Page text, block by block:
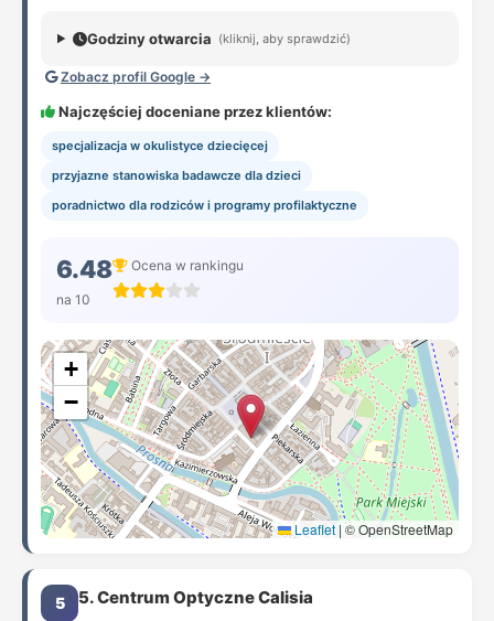
Godziny otwarcia (kliknij, aby sprawdzić)
Zobacz profil Google →
Najczęściej doceniane przez klientów:
specjalizacja w okulistyce dziecięcej
przyjazne stanowiska badawcze dla dzieci
poradnictwo dla rodziców i programy profilaktyczne
6.48
na 10
Ocena w rankingu
+
−
Leaflet | © OpenStreetMap
5 5. Centrum Optyczne Calisia